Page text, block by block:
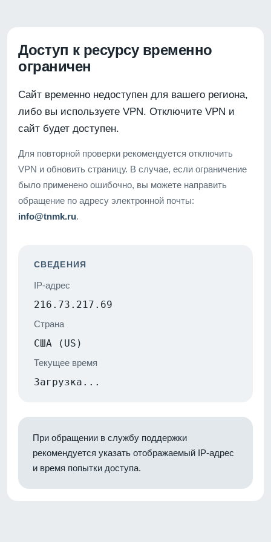
Доступ к ресурсу временно
ограничен
Сайт временно недоступен для вашего региона,
либо вы используете VPN. Отключите VPN и
сайт будет доступен.
Для повторной проверки рекомендуется отключить
VPN и обновить страницу. В случае, если ограничение
было применено ошибочно, вы можете направить
обращение по адресу электронной почты:
info@tnmk.ru.
СВЕДЕНИЯ
IP-адрес
216.73.217.69
Страна
США (US)
Текущее время
Загрузка...
При обращении в службу поддержки
рекомендуется указать отображаемый IP-адрес
и время попытки доступа.